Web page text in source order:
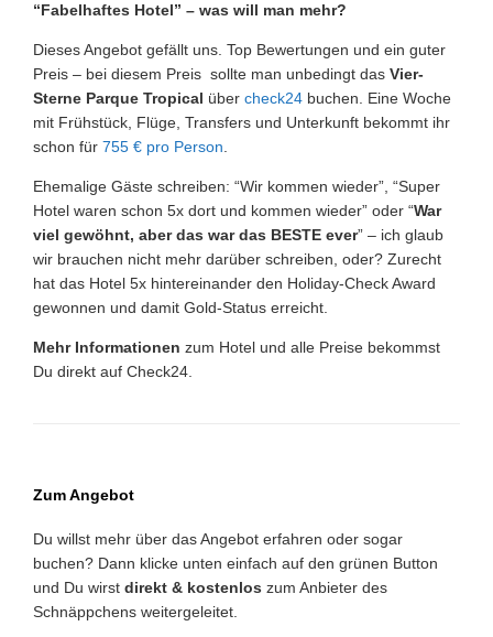
“Fabelhaftes Hotel” – was will man mehr?
Dieses Angebot gefällt uns. Top Bewertungen und ein guter
Preis – bei diesem Preis sollte man unbedingt das Vier-
Sterne Parque Tropical über check24 buchen. Eine Woche
mit Frühstück, Flüge, Transfers und Unterkunft bekommt ihr
schon für 755 € pro Person
Ehemalige Gäste schreiben: “Wir kommen wieder”, “Super
Hotel waren schon 5x dort und kommen wieder” oder “War
viel gewöhnt, aber das war das BESTE ever” – ich glaub
wir brauchen nicht mehr darüber schreiben, oder? Zurecht
hat das Hotel 5x hintereinander den Holiday-Check Award
gewonnen und damit Gold-Status erreicht.
Mehr Informationen zum Hotel und alle Preise bekommst
Du direkt auf Check24.
Zum Angebot
Du willst mehr über das Angebot erfahren oder sogar
buchen? Dann klicke unten einfach auf den grünen Button
und Du wirst direkt & kostenlos zum Anbieter des
Schnäppchens weitergeleitet.